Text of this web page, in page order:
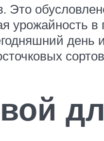
Это
в
день